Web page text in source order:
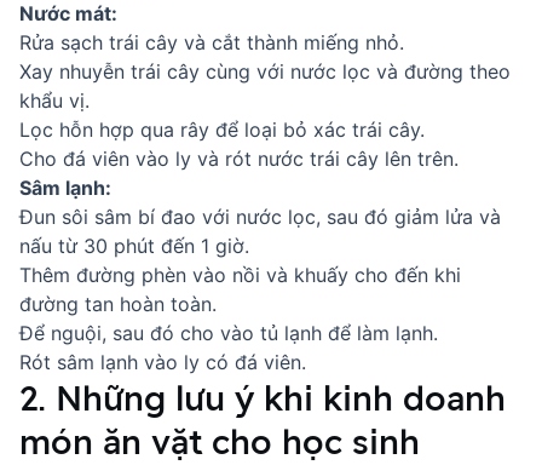
Nước mát:
Rửa sạch trái cây và cắt thành miếng nhỏ.
Xay nhuyễn trái cây cùng với nước lọc và đường theo
khẩu vị.
Lọc hỗn hợp qua rây để loại bỏ xác trái cây.
Cho đá viên vào ly và rót nước trái cây lên trên.
Sâm lạnh:
Đun sôi sâm bí đao với nước lọc, sau đó giảm lửa và
nấu từ 30 phút đến 1 giờ.
Thêm đường phèn vào nồi và khuấy cho đến khi
đường tan hoàn toàn.
Để nguội, sau đó cho vào tủ lạnh để làm lạnh.
Rót sâm lạnh vào ly có đá viên.
2. Những lưu ý khi kinh doanh
món ăn vặt cho học sinh